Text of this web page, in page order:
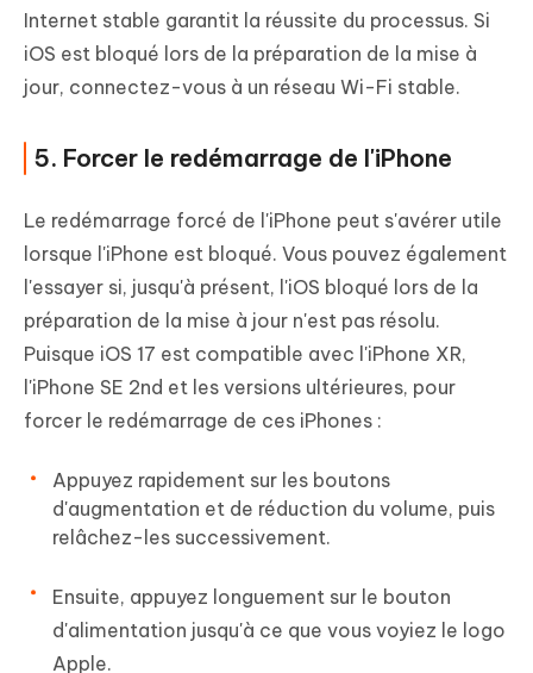
Internet stable garantit la réussite du processus. Si
iOS est bloqué lors de la préparation de la mise à
jour, connectez-vous à un réseau Wi-Fi stable.
5. Forcer le redémarrage de l'iPhone
Le redémarrage forcé de l'iPhone peut s'avérer utile
lorsque l'iPhone est bloqué. Vous pouvez également
l'essayer si, jusqu'à présent, l'iOS bloqué lors de la
préparation de la mise à jour n'est pas résolu.
Puisque iOS 17 est compatible avec l'iPhone XR,
l'iPhone SE 2nd et les versions ultérieures, pour
forcer le redémarrage de ces iPhones :
Appuyez rapidement sur les boutons
d'augmentation et de réduction du volume, puis
relâchez-les successivement.
Ensuite, appuyez longuement sur le bouton
d'alimentation jusqu'à ce que vous voyiez le logo
Apple.